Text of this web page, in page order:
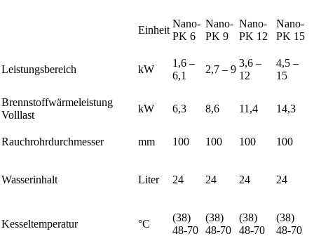
Einheit
Nano-
PK 6
Nano-
PK 9
Nano-
PK 12
Nano-
PK 15
Leistungsbereich kW
1,6 –
6,1
2,7 – 9
3,6 –
12
4,5 –
15
Brennstoffwärmeleistung
Volllast
kW 6,3 8,6 11,4 14,3
Rauchrohrdurchmesser mm 100 100 100 100
Wasserinhalt Liter 24 24 24 24
Kesseltemperatur °C
(38)
48-70
(38)
48-70
(38)
48-70
(38)
48-70